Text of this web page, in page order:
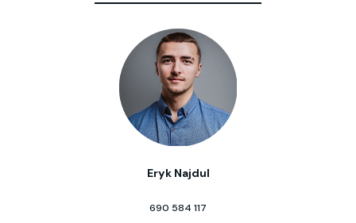
Eryk Najdul
690 584 117